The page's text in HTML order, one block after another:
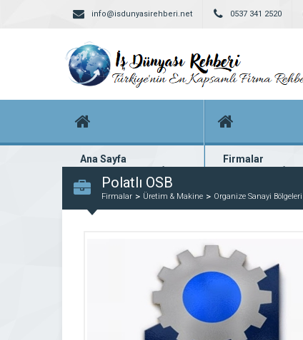
info@isdunyasirehberi.net 0537 341 2520
Ana Sayfa
Firma rehberi ana sayfanız
Firmalar
Yüzlerce kayıtlı firma
Polatlı OSB
Firmalar Üretim & Makine Organize Sanayi Bölgeleri